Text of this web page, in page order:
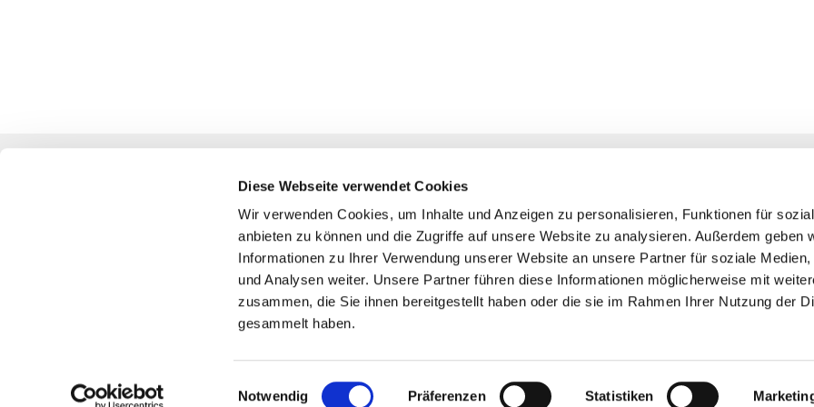
Diese Webseite verwendet Cookies
Wir verwenden Cookies, um Inhalte und Anzeigen zu personalisieren, Funktionen für
anbieten zu können und die Zugriffe auf unsere Website zu analysieren. Außerdem geben
Informationen zu Ihrer Verwendung unserer Website an unsere Partner für soziale Medien,
und Analysen weiter. Unsere Partner führen diese Informationen möglicherweise mit
zusammen, die Sie ihnen bereitgestellt haben oder die sie im Rahmen Ihrer Nutzung der
gesammelt haben.
Einwilligungsauswahl
Notwendig Präferenzen Statistiken
Katholische Kirchengemeinde
Pfarrei St. Benedikt Teltow-Fläming
Veranstaltungen
Pfarrbüro
Prävention